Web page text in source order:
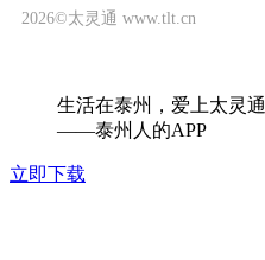
2026©太灵通 www.tlt.cn
生活在泰州，爱上太灵通
——泰州人的APP
立即下载